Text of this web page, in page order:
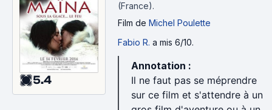
5.4
(France).
Film de Michel Poulette
Fabio R. a mis 6/10.
Annotation :
Il ne faut pas se méprendre
sur ce film et s'attendre à un